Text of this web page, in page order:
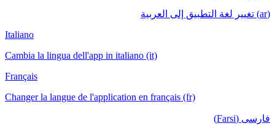
(ar) تغيير لغة التطبيق إلى العربية
Italiano
Cambia la lingua dell'app in italiano (it)
Français
Changer la langue de l'application en français (fr)
فارسی (Farsi)